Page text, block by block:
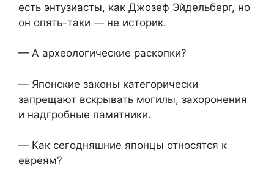
есть энтузиасты, как Джозеф Эйдельберг, но
он опять-таки — не историк.
— А археологические раскопки?
— Японские законы категорически
запрещают вскрывать могилы, захоронения
и надгробные памятники.
— Как сегодняшние японцы относятся к
евреям?